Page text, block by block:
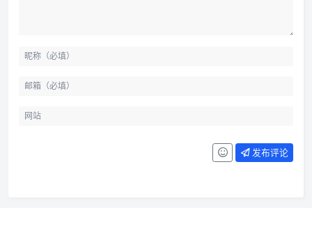
发布评论